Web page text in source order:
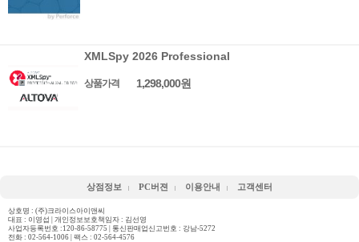
XMLSpy 2026 Professional
상품가격 1,298,000원
상점정보 PC버젼 이용안내 고객센터
상호명 : (주)크라이스아이앤씨
대표 : 이영섭 | 개인정보보호책임자 : 김선영
사업자등록번호 :120-86-58775 | 통신판매업신고번호 : 강남-5272
전화 : 02-564-1006 | 팩스 : 02-564-4576